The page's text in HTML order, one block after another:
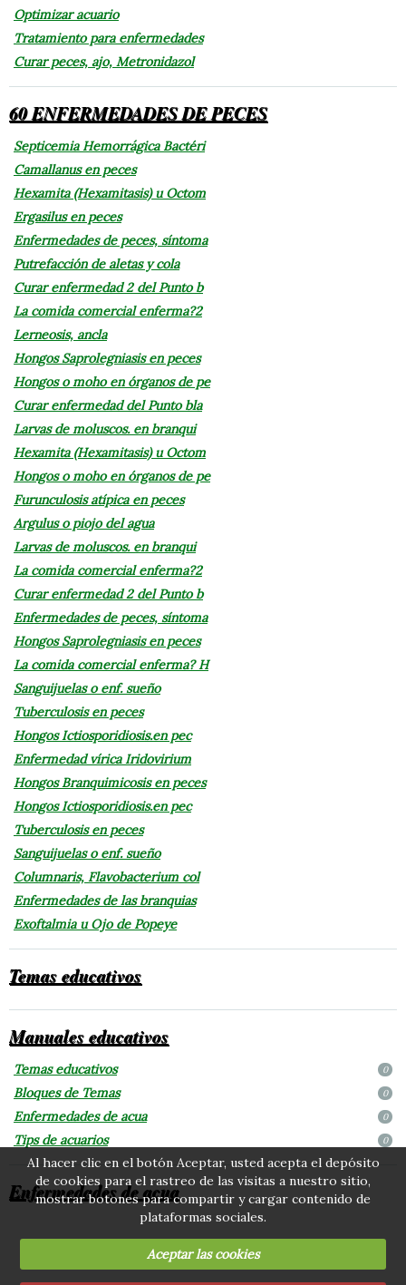
Optimizar acuario
Tratamiento para enfermedades
Curar peces, ajo, Metronidazol
60 ENFERMEDADES DE PECES
Septicemia Hemorrágica Bactéri
Camallanus en peces
Hexamita (Hexamitasis) u Octom
Ergasilus en peces
Enfermedades de peces, síntoma
Putrefacción de aletas y cola
Curar enfermedad 2 del Punto b
La comida comercial enferma?2
Lerneosis, ancla
Hongos Saprolegniasis en peces
Hongos o moho en órganos de pe
Curar enfermedad del Punto bla
Larvas de moluscos. en branqui
Hexamita (Hexamitasis) u Octom
Hongos o moho en órganos de pe
Furunculosis atípica en peces
Argulus o piojo del agua
Larvas de moluscos. en branqui
La comida comercial enferma?2
Curar enfermedad 2 del Punto b
Enfermedades de peces, síntoma
Hongos Saprolegniasis en peces
La comida comercial enferma? H
Sanguijuelas o enf. sueño
Tuberculosis en peces
Hongos Ictiosporidiosis.en pec
Enfermedad vírica Iridovirium
Hongos Branquimicosis en peces
Hongos Ictiosporidiosis.en pec
Tuberculosis en peces
Sanguijuelas o enf. sueño
Columnaris, Flavobacterium col
Enfermedades de las branquias
Exoftalmia u Ojo de Popeye
Temas educativos
Manuales educativos
Temas educativos 0
Bloques de Temas 0
Enfermedades de acua 0
Tips de acuarios 0
Enfermedades de acua
Al hacer clic en el botón Aceptar, usted acepta el depósito
de cookies para el rastreo de las visitas a nuestro sitio,
mostrar botones para compartir y cargar contenido de
plataformas sociales.
Aceptar las cookies